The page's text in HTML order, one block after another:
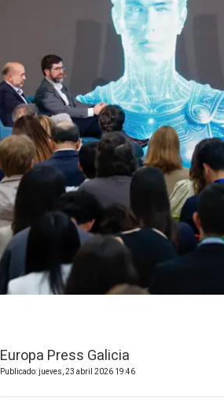
Europa Press Galicia
Publicado: jueves, 23 abril 2026 19:46